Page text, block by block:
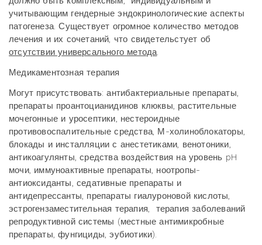
учитывающим гендерные эндокринологические аспекты
патогенеза. Существует огромное количество методов
лечения и их сочетаний, что свидетельстует об
отсутствии универсального метода.
Медикаментозная терапия
Могут присутствовать: антибактериальные препараты,
препараты проантоцианидинов клюквы, растительные
мочегонные и уросептики, нестероидные
противовоспалительные средства, М-холиноблокаторы,
блокады и инсталляции с анестетиками, венотоники,
антикоагулянты, средства воздействия на уровень pH
мочи, иммуноактивные препараты, ноотропы-
антиоксиданты, седативные препараты и
антидепрессанты, препараты гиалуроновой кислоты,
эстрогензаместительная терапия, терапия заболеваний
репродуктивной системы (местные антимикробные
препараты, фунгициды, эубиотики).